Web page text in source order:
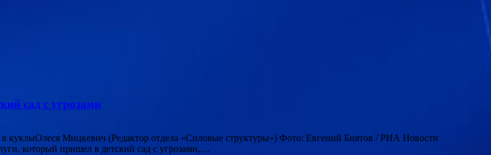
сад с угрозами
куклыОлеся Мицкевич (Редактор отдела «Силовые структуры») Фото: Евгений Биятов / РИА Новости
который пришел в детский сад с угрозами,…